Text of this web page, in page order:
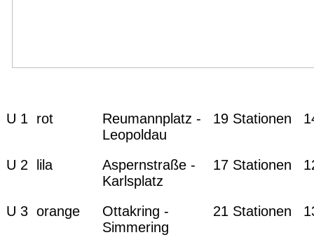
U 1 rot
U 2 lila
U 3 orange
Reumannplatz -
Leopoldau
Aspernstraße -
Karlsplatz
Ottakring -
Simmering
19 Stationen
17 Stationen
21 Stationen